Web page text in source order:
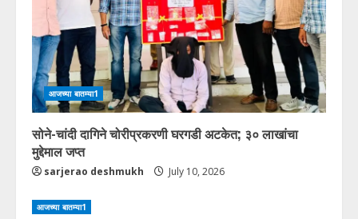
आजच्या बातम्या1
सोने-चांदी दागिने चोरीप्रकरणी घरगडी अटकेत; ३० लाखांचा
मुद्देमाल जप्त
sarjerao deshmukh July 10, 2026
आजच्या बातम्या1